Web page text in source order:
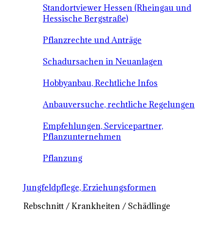
Standortviewer Hessen (Rheingau und
Hessische Bergstraße)
Pflanzrechte und Anträge
Schadursachen in Neuanlagen
Hobbyanbau, Rechtliche Infos
Anbauversuche, rechtliche Regelungen
Empfehlungen, Servicepartner,
Pflanzunternehmen
Pflanzung
Jungfeldpflege, Erziehungsformen
Rebschnitt / Krankheiten / Schädlinge